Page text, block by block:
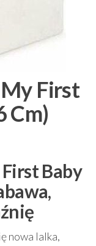
First
Cm)
Baby
nowa lalka,